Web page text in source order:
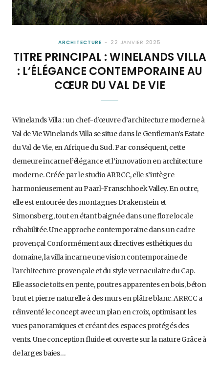
ARCHITECTURE 22 JANVIER 2025
TITRE PRINCIPAL : WINELANDS VILLA
: L’ÉLÉGANCE CONTEMPORAINE AU
CŒUR DU VAL DE VIE
Winelands Villa : un chef-d’œuvre d’architecture moderne à
Val de Vie Winelands Villa se situe dans le Gentleman’s Estate
du Val de Vie, en Afrique du Sud. Par conséquent, cette
demeure incarne l’élégance et l’innovation en architecture
moderne. Créée par le studio ARRCC, elle s’intègre
harmonieusement au Paarl-Franschhoek Valley. En outre,
elle est entourée des montagnes Drakenstein et
Simonsberg, tout en étant baignée dans une flore locale
réhabilitée. Une approche contemporaine dans un cadre
provençal Conformément aux directives esthétiques du
domaine, la villa incarne une vision contemporaine de
l’architecture provençale et du style vernaculaire du Cap.
Elle associe toits en pente, poutres apparentes en bois, béton
brut et pierre naturelle à des murs en plâtre blanc. ARRCC a
réinventé le concept avec un plan en croix, optimisant les
vues panoramiques et créant des espaces protégés des
vents. Une conception fluide et ouverte sur la nature Grâce à
de larges baies…